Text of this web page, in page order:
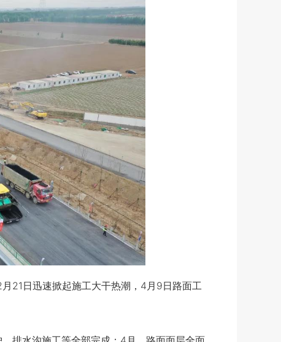
21日迅速掀起施工大干热潮，4月9日路面工